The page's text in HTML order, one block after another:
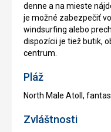
denne a na mieste
je možné zabezpečiť
windsurfing alebo
dispozícii je tiež butik,
centrum.
Pláž
North Male Atoll,
Zvláštnosti